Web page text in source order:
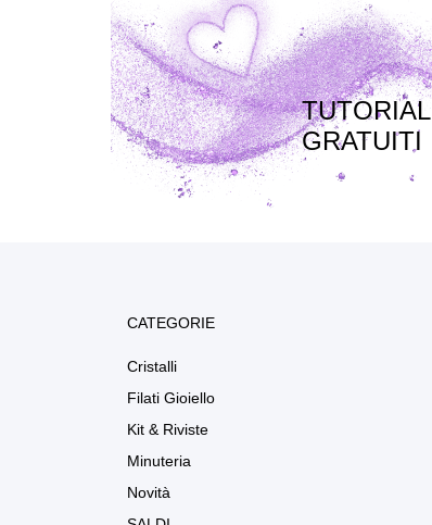
TUTORIAL
GRATUITI
CATEGORIE
Cristalli
Filati Gioiello
Kit & Riviste
Minuteria
Novità